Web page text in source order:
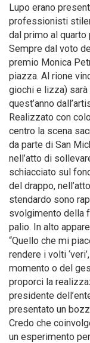
Lupo erano
professionisti
dal primo al quarto
Sempre dal voto
premio Monica
piazza. Al rione
giochi e lizza)
quest’anno
Realizzato con
centro la scena
da parte di San
nell’atto di
schiacciato sul
del drappo,
stendardo sono
svolgimento della
palio. In alto
“Quello che mi
rendere i volti
momento o del
proporci la
presidente
presentato un
Credo che
un esperimento